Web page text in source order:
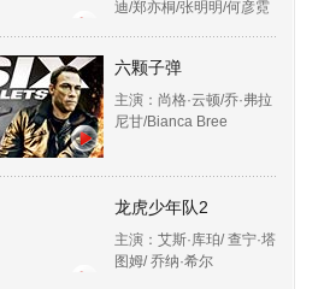
迪/郑亦桐/张明明/何彦霓
六颗子弹
主演：尚格·云顿/乔·弗拉
尼甘/Bianca Bree
龙虎少年队2
主演：艾斯·库珀/ 查宁·塔
图姆/ 乔纳·希尔